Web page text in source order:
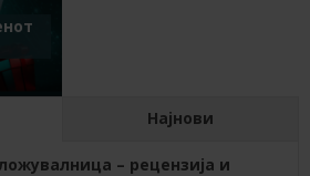
Најнови
– рецензија и